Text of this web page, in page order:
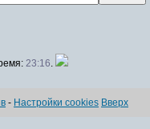
23:16.
- Настройки cookies Вверх